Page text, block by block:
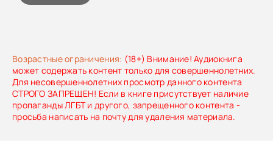
Возрастные ограничения: (18+) Внимание! Аудиокнига
может содержать контент только для совершеннолетних.
Для несовершеннолетних просмотр данного контента
СТРОГО ЗАПРЕЩЕН! Если в книге присутствует наличие
пропаганды ЛГБТ и другого, запрещенного контента -
просьба написать на почту для удаления материала.